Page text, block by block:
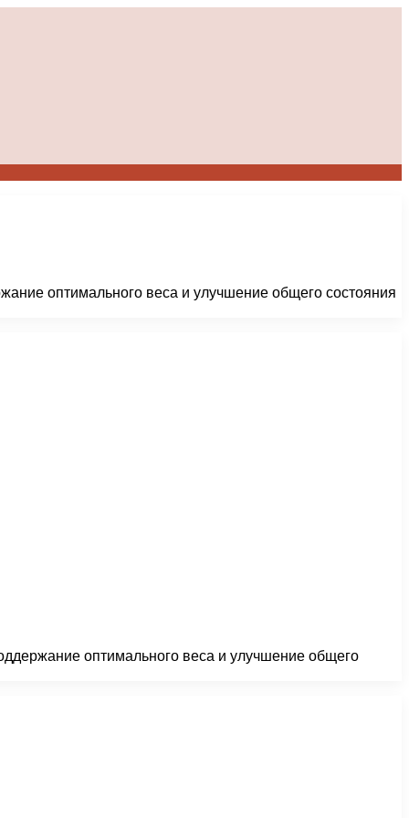
оптимального веса и улучшение общего состояния
оптимального веса и улучшение общего